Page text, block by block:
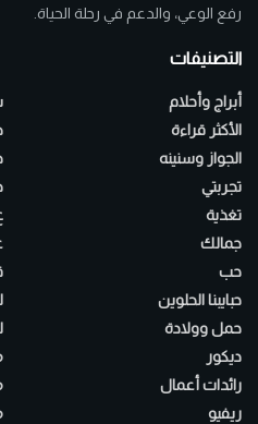
رفع الوعي، والدعم في رحلة الحياة.
التصنيفات
أبراج وأحلام
الأكثر قراءة
الجواز وسنينه
تجربتي
تغذية
جمالك
حب
حبايبنا الحلوين
حمل وولادة
ديكور
رائدات أعمال
ريفيو